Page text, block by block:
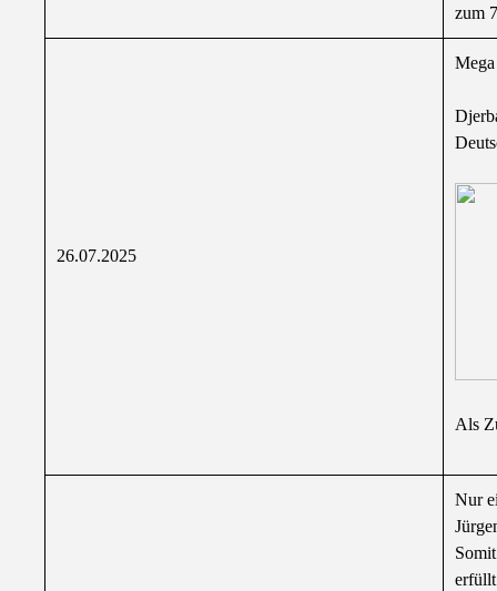
zum
26.07.2025
Als
Nur
erfüllt